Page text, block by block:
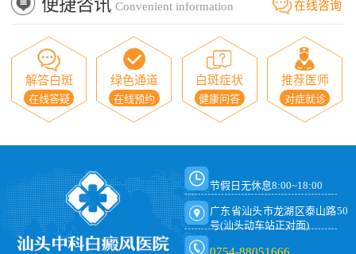
便捷咨讯 Convenient information 在线咨询
解答白斑
在线答疑
绿色通道
在线预约
白斑症状
健康问答
推荐医师
对症就诊
节假日无休息8:00~18:00
广东省汕头市龙湖区泰山路50
号(汕头动车站正对面)
0754-88051666